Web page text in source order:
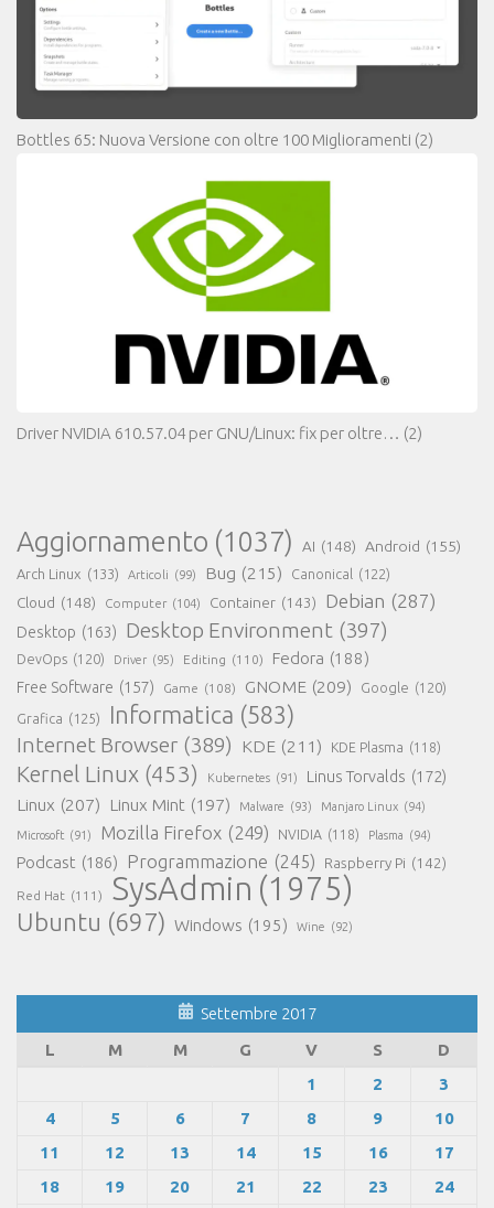
Bottles 65: Nuova Versione con oltre 100 Miglioramenti (2)
Driver NVIDIA 610.57.04 per GNU/Linux: fix per oltre… (2)
Aggiornamento (1037) AI (148) Android (155)
Arch Linux (133) Articoli (99) Bug (215) Canonical (122)
Cloud (148) Computer (104) Container (143) Debian (287)
Desktop (163) Desktop Environment (397)
DevOps (120) Driver (95) Editing (110) Fedora (188)
Free Software (157) Game (108) GNOME (209) Google (120)
Grafica (125) Informatica (583)
Internet Browser (389) KDE (211) KDE Plasma (118)
Kernel Linux (453) Kubernetes (91) Linus Torvalds (172)
Linux (207) Linux Mint (197) Malware (93) Manjaro Linux (94)
Microsoft (91) Mozilla Firefox (249) NVIDIA (118) Plasma (94)
Podcast (186) Programmazione (245) Raspberry Pi (142)
Red Hat (111) SysAdmin (1975)
Ubuntu (697) Windows (195) Wine (92)
Settembre 2017
L
M M G V S
D
1
2
3
4
5 6 7 8 9
10
11
12 13 14 15 16
17
18
19 20 21 22 23
24